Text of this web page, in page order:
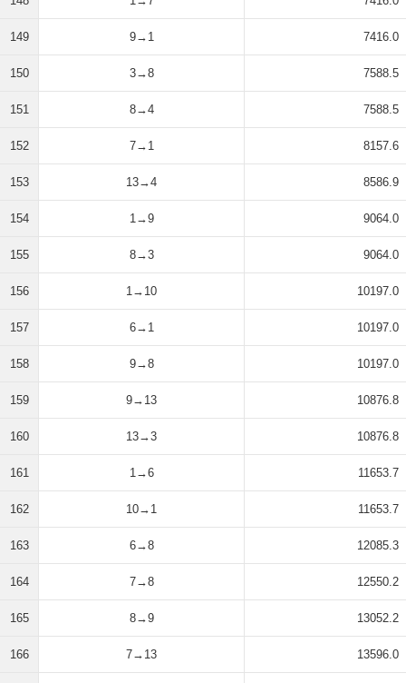
149 9→1 7416.0
150 3→8 7588.5
151 8→4 7588.5
152 7→1 8157.6
153 13→4 8586.9
154 1→9 9064.0
155 8→3 9064.0
156 1→10 10197.0
157 6→1 10197.0
158 9→8 10197.0
159 9→13 10876.8
160 13→3 10876.8
161 1→6 11653.7
162 10→1 11653.7
163 6→8 12085.3
164 7→8 12550.2
165 8→9 13052.2
166 7→13 13596.0